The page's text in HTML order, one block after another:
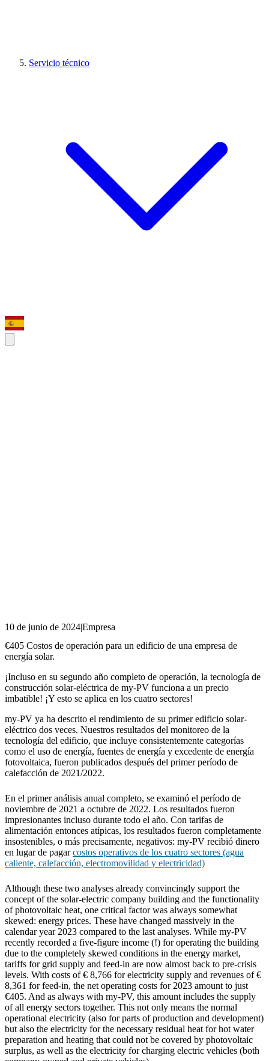
Servicio técnico
10 de junio de 2024|Empresa
€405 Costos de operación para un edificio de una empresa de
energía solar.
¡Incluso en su segundo año completo de operación, la tecnología de
construcción solar-eléctrica de my-PV funciona a un precio
imbatible! ¡Y esto se aplica en los cuatro sectores!
my-PV ya ha descrito el rendimiento de su primer edificio solar-
eléctrico dos veces. Nuestros resultados del monitoreo de la
tecnología del edificio, que incluye consistentemente categorías
como el uso de energía, fuentes de energía y excedente de energía
fotovoltaica, fueron publicados después del primer período de
calefacción de 2021/2022.
En el primer análisis anual completo, se examinó el período de
noviembre de 2021 a octubre de 2022. Los resultados fueron
impresionantes incluso durante todo el año. Con tarifas de
alimentación entonces atípicas, los resultados fueron completamente
insostenibles, o más precisamente, negativos: my-PV recibió dinero
en lugar de pagarcostos operativos de los cuatro sectores (agua
caliente, calefacción, electromovilidad y electricidad)
Although these two analyses already convincingly support the
concept of the solar-electric company building and the functionality
of photovoltaic heat, one critical factor was always somewhat
skewed: energy prices. These have changed massively in the
calendar year 2023 compared to the last analyses. While my-PV
recently recorded a five-figure income (!) for operating the building
due to the completely skewed conditions in the energy market,
tariffs for grid supply and feed-in are now almost back to pre-crisis
levels. With costs of € 8,766 for electricity supply and revenues of €
8,361 for feed-in, the net operating costs for 2023 amount to just
€405. And as always with my-PV, this amount includes the supply
of all energy sectors together. This not only means the normal
operational electricity (also for parts of production and development)
but also the electricity for the necessary residual heat for hot water
preparation and heating that could not be covered by photovoltaic
surplus, as well as the electricity for charging electric vehicles (both